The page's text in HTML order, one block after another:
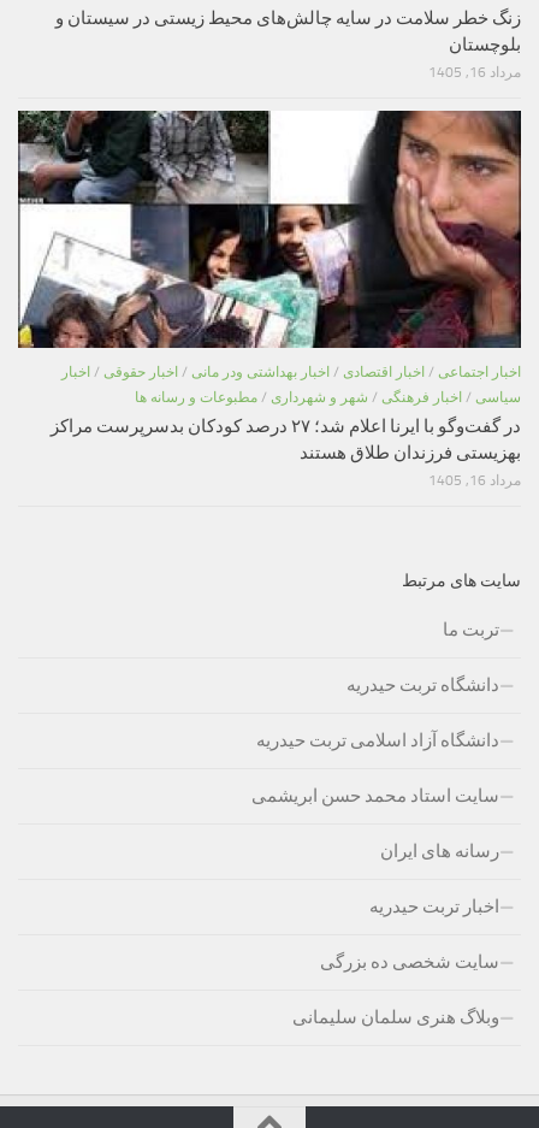
زنگ خطر سلامت در سایه چالش‌های محیط زیستی در سیستان و
بلوچستان
مرداد 16, 1405
اخبار اجتماعی / اخبار اقتصادی / اخبار بهداشتی ودر مانی / اخبار حقوقی / اخبار
سیاسی / اخبار فرهنگی / شهر و شهرداری / مطبوعات و رسانه ها
در گفت‌وگو با ایرنا اعلام شد؛ ۲۷ درصد کودکان بدسرپرست مراکز
بهزیستی فرزندان طلاق هستند
مرداد 16, 1405
سایت های مرتبط
تربت ما
دانشگاه تربت حیدریه
دانشگاه آزاد اسلامی تربت حیدریه
سایت استاد محمد حسن ابریشمی
رسانه های ایران
اخبار تربت حیدریه
سایت شخصی ده بزرگی
وبلاگ هنری سلمان سلیمانی